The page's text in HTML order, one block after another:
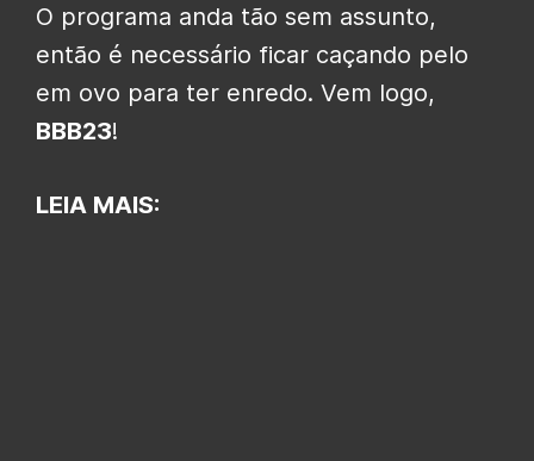
O programa anda tão sem assunto,
então é necessário ficar caçando pelo
em ovo para ter enredo. Vem logo,
BBB23!
LEIA MAIS: